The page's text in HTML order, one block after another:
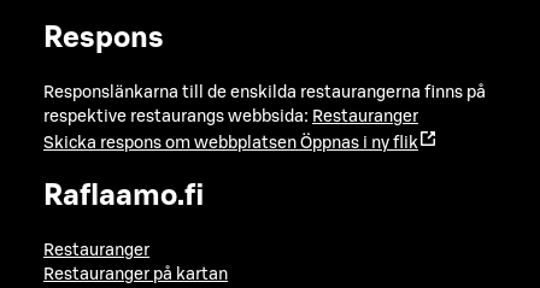
Respons
Responslänkarna till de enskilda restaurangerna finns på
respektive restaurangs webbsida: Restauranger
Skicka respons om webbplatsen Öppnas i ny flik
Raflaamo.fi
Restauranger
Restauranger på kartan